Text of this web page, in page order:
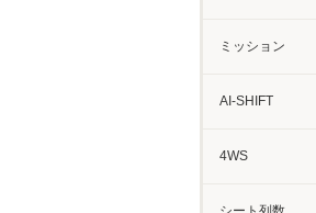
ミッション
AI-SHIFT
4WS